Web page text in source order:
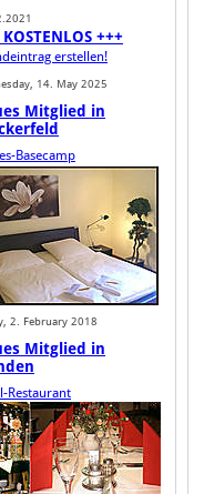
+++
erstellen!
14. May 2025
Mitglied in
Basecamp
2. February 2018
Mitglied in
Restaurant